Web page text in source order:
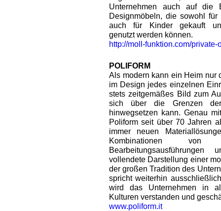
Unternehmen auch auf die
Designmöbeln, die sowohl für
auch für Kinder gekauft
genutzt werden können.
http://moll-funktion.com/private-
POLIFORM
Als modern kann ein Heim nur
im Design jedes einzelnen
stets zeitgemäßes Bild zum
sich über die Grenzen
hinwegsetzen kann. Genau
Poliform seit über 70 Jahren
immer neuen
Kombinationen von
vollendete Darstellung einer
der großen Tradition des
spricht weiterhin
wird das Unternehmen in
Kulturen verstanden und
www.poliform.it